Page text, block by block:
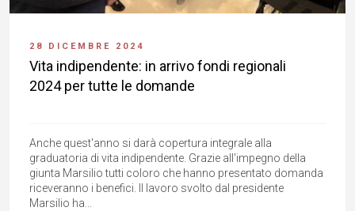
28 DICEMBRE 2024
Vita indipendente: in arrivo fondi regionali
2024 per tutte le domande
Anche quest'anno si darà copertura integrale alla
graduatoria di vita indipendente. Grazie all'impegno della
giunta Marsilio tutti coloro che hanno presentato domanda
riceveranno i benefici. Il lavoro svolto dal presidente
Marsilio ha...